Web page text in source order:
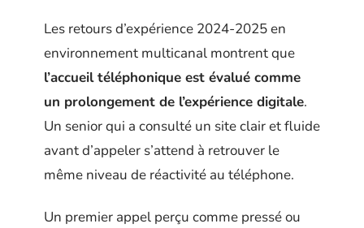
Les retours d’expérience 2024-2025 en
environnement multicanal montrent que
l’accueil téléphonique est évalué comme
un prolongement de l’expérience digitale.
Un senior qui a consulté un site clair et fluide
avant d’appeler s’attend à retrouver le
même niveau de réactivité au téléphone.
Un premier appel perçu comme pressé ou